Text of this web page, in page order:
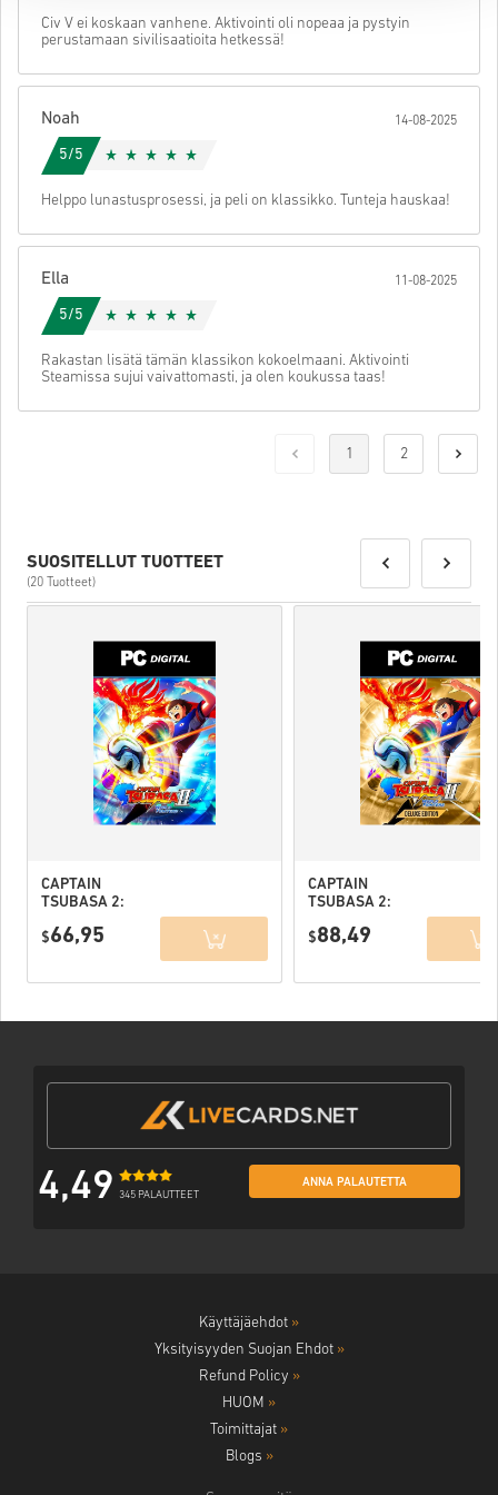
Civ V ei koskaan vanhene. Aktivointi oli nopeaa ja pystyin
perustamaan sivilisaatioita hetkessä!
Noah 14-08-2025
5/5
Helppo lunastusprosessi, ja peli on klassikko. Tunteja hauskaa!
Ella 11-08-2025
5/5
Rakastan lisätä tämän klassikon kokoelmaani. Aktivointi
Steamissa sujui vaivattomasti, ja olen koukussa taas!
1 2
SUOSITELLUT TUOTTEET
(20 Tuotteet)
CAPTAIN
TSUBASA 2:
FIGHTERS PC
$66,95
CAPTAIN
TSUBASA 2:
FIGHTERS
$88,49
4,49 345 PALAUTTEET
ANNA PALAUTETTA
Käyttäjäehdot »
Yksityisyyden Suojan Ehdot »
Refund Policy »
HUOM »
Toimittajat »
Blogs »